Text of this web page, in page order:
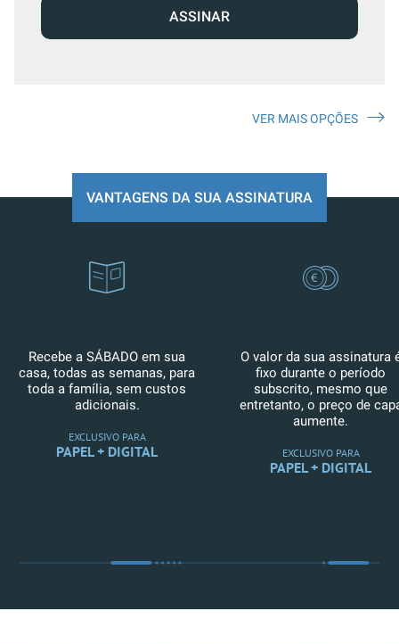
ASSINAR
VER MAIS OPÇÕES
VANTAGENS DA SUA ASSINATURA
Recebe a SÁBADO em sua
casa, todas as semanas, para
toda a família, sem custos
adicionais.
EXCLUSIVO PARA
PAPEL + DIGITAL
O valor da sua assinatura
fixo durante o período
subscrito, mesmo que
entretanto, o preço de
aumente.
EXCLUSIVO PARA
PAPEL + DIGITAL